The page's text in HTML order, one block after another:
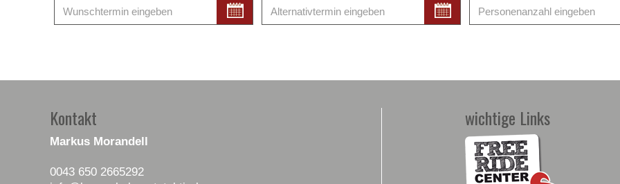
Kontakt
Markus Morandell
0043 650 2665292
wichtige Links